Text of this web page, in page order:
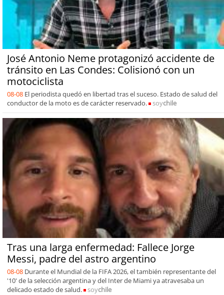
José Antonio Neme protagonizó accidente de
tránsito en Las Condes: Colisionó con un
motociclista
08-08 El periodista quedó en libertad tras el suceso. Estado de salud del
conductor de la moto es de carácter reservado.
soychile
Tras una larga enfermedad: Fallece Jorge
Messi, padre del astro argentino
08-08 Durante el Mundial de la FIFA 2026, el también representante del
'10' de la selección argentina y del Inter de Miami ya atravesaba un
delicado estado de salud.
soychile